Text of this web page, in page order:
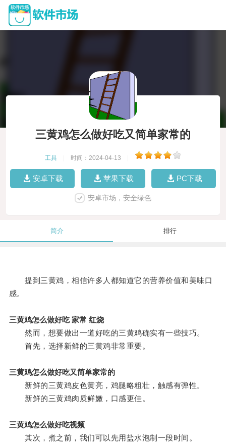
三黄鸡怎么做好吃又简单家常的
工具 时间：2024-04-13
安卓下载 苹果下载 PC下载
安卓市场，安全绿色
简介 排行
提到三黄鸡，相信许多人都知道它的营养价值和美味口
感。
三黄鸡怎么做好吃 家常 红烧
然而，想要做出一道好吃的三黄鸡确实有一些技巧。
首先，选择新鲜的三黄鸡非常重要。
三黄鸡怎么做好吃又简单家常的
新鲜的三黄鸡皮色黄亮，鸡腿略粗壮，触感有弹性。
新鲜的三黄鸡肉质鲜嫩，口感更佳。
三黄鸡怎么做好吃视频
其次，煮之前，我们可以先用盐水泡制一段时间。